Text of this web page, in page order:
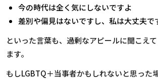
今の時代は全く気にしないですよ
差別や偏見はないですし、私は大丈夫で
といった言葉も、過剰なアピールに聞こえ
ます。
もしLGBTQ＋当事者かもしれないと思った